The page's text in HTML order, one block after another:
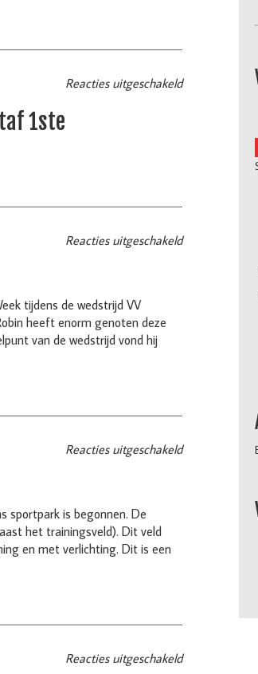
Reacties uitgeschakeld
1ste
Reacties uitgeschakeld
tijdens de wedstrijd VV
heeft enorm genoten deze
van de wedstrijd vond hij
Reacties uitgeschakeld
sportpark is begonnen. De
het trainingsveld). Dit veld
en met verlichting. Dit is een
Reacties uitgeschakeld